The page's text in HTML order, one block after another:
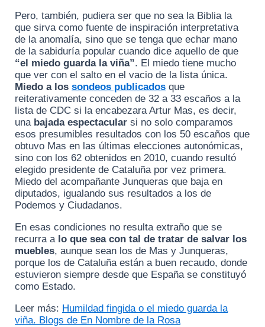
Pero, también, pudiera ser que no sea la Biblia la
que sirva como fuente de inspiración interpretativa
de la anomalía, sino que se tenga que echar mano
de la sabiduría popular cuando dice aquello de que
“el miedo guarda la viña”. El miedo tiene mucho
que ver con el salto en el vacio de la lista única.
Miedo a los sondeos publicados que
reiterativamente conceden de 32 a 33 escaños a la
lista de CDC si la encabezara Artur Mas, es decir,
una bajada espectacular si no solo comparamos
esos presumibles resultados con los 50 escaños que
obtuvo Mas en las últimas elecciones autonómicas,
sino con los 62 obtenidos en 2010, cuando resultó
elegido presidente de Cataluña por vez primera.
Miedo del acompañante Junqueras que baja en
diputados, igualando sus resultados a los de
Podemos y Ciudadanos.
En esas condiciones no resulta extraño que se
recurra a lo que sea con tal de tratar de salvar los
muebles, aunque sean los de Mas y Junqueras,
porque los de Cataluña están a buen recaudo, donde
estuvieron siempre desde que España se constituyó
como Estado.
Leer más: Humildad fingida o el miedo guarda la
viña. Blogs de En Nombre de la Rosa